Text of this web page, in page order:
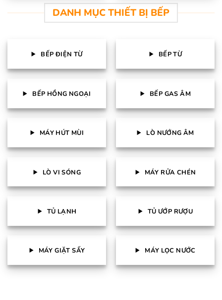
DANH MỤC THIẾT BỊ BẾP
BẾP ĐIỆN TỪ BẾP TỪ
BẾP HỒNG NGOẠI BẾP GAS ÂM
MÁY HÚT MÙI LÒ NƯỚNG ÂM
LÒ VI SÓNG MÁY RỬA CHÉN
TỦ LẠNH TỦ ƯỚP RƯỢU
MÁY GIẶT SẤY MÁY LỌC NƯỚC